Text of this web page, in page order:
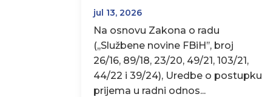
jul 13, 2026
Na osnovu Zakona o radu
(,,Službene novine FBiH’’, broj
26/16, 89/18, 23/20, 49/21, 103/21,
44/22 i 39/24), Uredbe o postupku
prijema u radni odnos...